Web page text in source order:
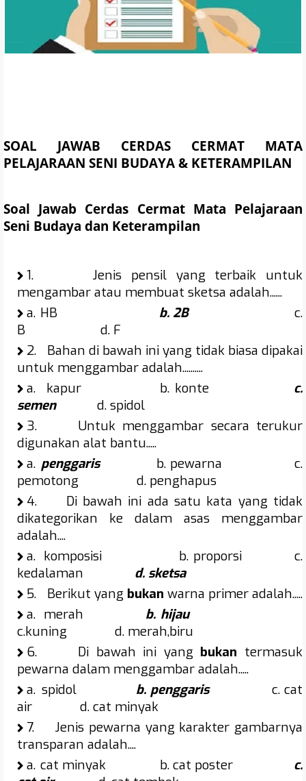
SOAL JAWAB CERDAS CERMAT MATA
PELAJARAAN SENI BUDAYA & KETERAMPILAN
Soal Jawab Cerdas Cermat Mata Pelajaraan
Seni Budaya dan Keterampilan
1.
Jenis pensil yang terbaik untuk
mengambar atau membuat sketsa adalah......
a. HB b. 2Bc.
B d. F
2.
Bahan di bawah ini yang tidak biasa dipakai
untuk menggambar adalah..........
a.
kapur b. konte c.
semend. spidol
3.
Untuk menggambar secara terukur
digunakan alat bantu.....
a. penggarisb. pewarna c.
pemotong d. penghapus
4.
Di bawah ini ada satu kata yang tidak
dikategorikan ke dalam asas menggambar
adalah....
a. komposisi b. proporsi c.
kedalaman d. sketsa
5.
Berikut yang bukan warna primer adalah.....
a. merah b. hijau
c.kuning d. merah,biru
6.
Di bawah ini yangbukan termasuk
pewarna dalam menggambar adalah.....
a. spidol b. penggarisc. cat
air d. cat minyak
7.
Jenis pewarna yang karakter gambarnya
transparan adalah....
a. cat minyak b. cat poster c.